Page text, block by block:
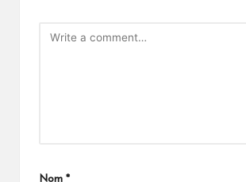
Nom *